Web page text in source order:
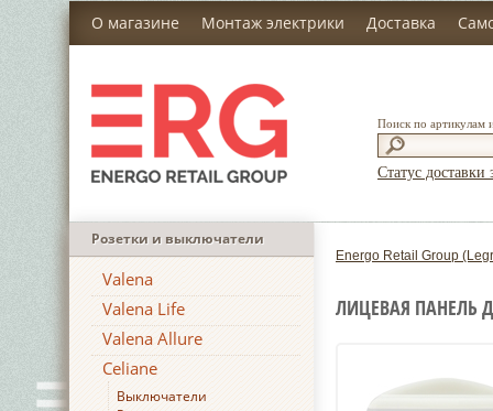
О магазине Монтаж электрики Доставка
Поиск по артикулам
Статус доставки
Розетки и выключатели
Valena
Valena Life
Valena Allure
Celiane
Выключатели
Energo Retail Group
ЛИЦЕВАЯ ПАНЕЛЬ